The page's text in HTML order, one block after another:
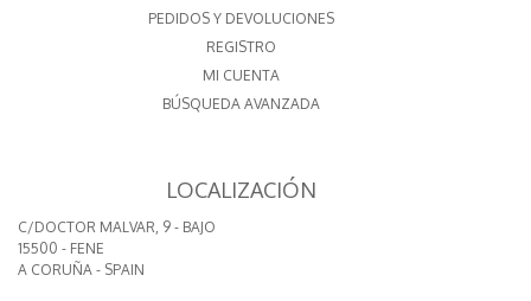
PEDIDOS Y DEVOLUCIONES
REGISTRO
MI CUENTA
BÚSQUEDA AVANZADA
LOCALIZACIÓN
C/DOCTOR MALVAR, 9 - BAJO
15500 - FENE
A CORUÑA - SPAIN